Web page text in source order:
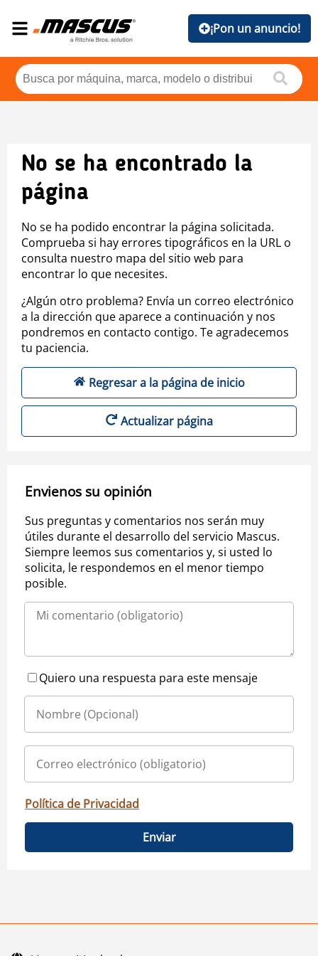
¡Pon un anuncio!
No se ha encontrado la
página
No se ha podido encontrar la página solicitada.
Comprueba si hay errores tipográficos en la URL o
consulta nuestro mapa del sitio web para
encontrar lo que necesites.
¿Algún otro problema? Envía un correo electrónico
a la dirección que aparece a continuación y nos
pondremos en contacto contigo. Te agradecemos
tu paciencia.
Regresar a la página de inicio
Actualizar página
Envienos su opinión
Sus preguntas y comentarios nos serán muy
útiles durante el desarrollo del servicio Mascus.
Siempre leemos sus comentarios y, si usted lo
solicita, le respondemos en el menor tiempo
posible.
Quiero una respuesta para este mensaje
Política de Privacidad
Enviar